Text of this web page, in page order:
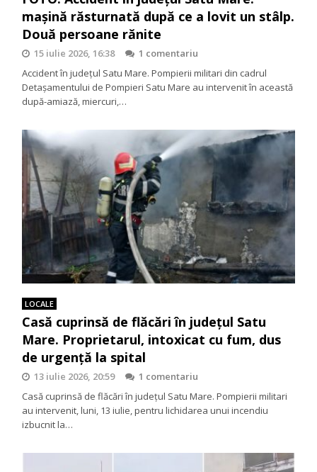
mașină răsturnată după ce a lovit un stâlp.
Două persoane rănite
15 iulie 2026, 16:38
1 comentariu
Accident în județul Satu Mare. Pompierii militari din cadrul
Detașamentului de Pompieri Satu Mare au intervenit în această
după-amiază, miercuri,…
LOCALE
Casă cuprinsă de flăcări în județul Satu
Mare. Proprietarul, intoxicat cu fum, dus
de urgență la spital
13 iulie 2026, 20:59
1 comentariu
Casă cuprinsă de flăcări în județul Satu Mare. Pompierii militari
au intervenit, luni, 13 iulie, pentru lichidarea unui incendiu
izbucnit la…